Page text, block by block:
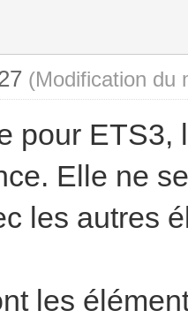
(Modification du
pour
Elle ne
les autres
les